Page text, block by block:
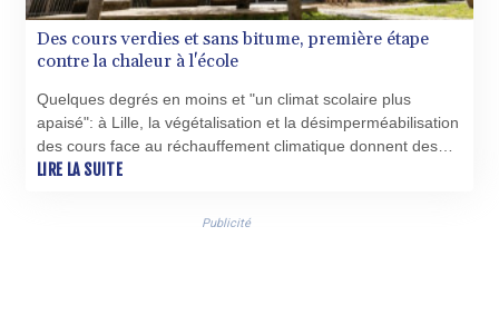
Des cours verdies et sans bitume, première étape
contre la chaleur à l'école
Quelques degrés en moins et "un climat scolaire plus
apaisé": à Lille, la végétalisation et la désimperméabilisation
des cours face au réchauffement climatique donnent des
résultats positifs, mais l'adaptation plus globale des écoles
LIRE LA SUITE
Publicité